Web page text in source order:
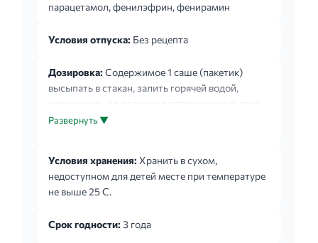
парацетамол, фенилэфрин, фенирамин
Условия отпуска: Без рецепта
Дозировка: Содержимое 1 саше (пакетик)
высыпать в стакан, залить горячей водой,
Взрослые и дети старше 12 лет; принимать по
более 4-х пакетиков в сутки).
Проконсультируйтесь с врачом, если симптомы
заболевания не проходят в течение 5 дней.
Развернуть ▼
Условия хранения: Хранить в сухом,
недоступном для детей месте при температуре
не выше 25 С.
Срок годности: 3 года